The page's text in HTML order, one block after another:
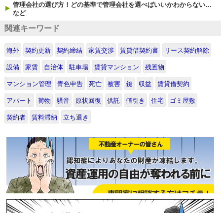
管理会社の選び方！どの基準で管理会社を選べばいいかわからない…
など
関連キーワード
海外 契約更新 契約締結 家賃交渉 賃貸借契約書 リース契約解除
設備 家賃 自治体 駐車場 賃貸マンション 残置物
マンション管理 青色申告 死亡 被害 鍵 収益 賃貸借契約
アパート 荷物 騒音 原状回復 供託 値引き 住宅 ゴミ屋敷
契約者 賃料滞納 立ち退き